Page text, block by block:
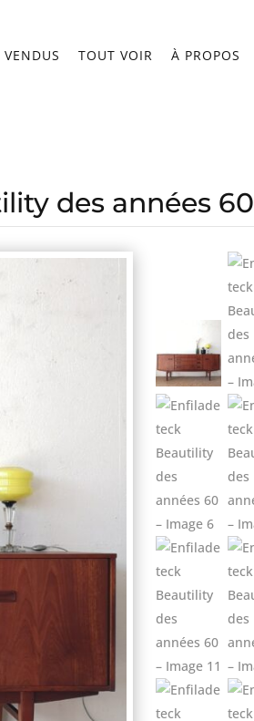
VENDUS TOUT VOIR À PROPOS
des années 60